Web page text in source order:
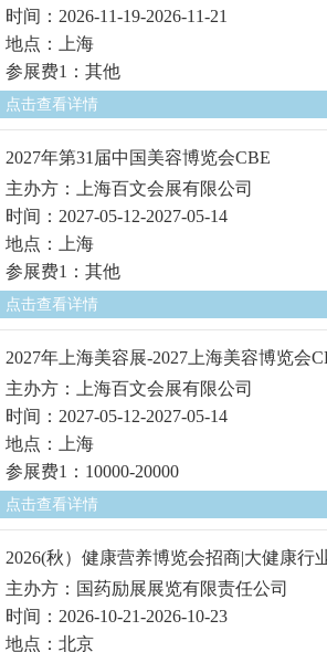
时间：2026-11-19-2026-11-21
地点：上海
参展费1：其他
点击查看详情
2027年第31届中国美容博览会CBE
主办方：上海百文会展有限公司
时间：2027-05-12-2027-05-14
地点：上海
参展费1：其他
点击查看详情
2027年上海美容展-2027上海美容博览会
主办方：上海百文会展有限公司
时间：2027-05-12-2027-05-14
地点：上海
参展费1：10000-20000
点击查看详情
2026(秋）健康营养博览会招商|大健康行
主办方：国药励展展览有限责任公司
时间：2026-10-21-2026-10-23
地点：北京